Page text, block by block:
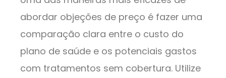
abordar objeções de preço é fazer uma
comparação clara entre o custo do
plano de saúde e os potenciais gastos
com tratamentos sem cobertura. Utilize